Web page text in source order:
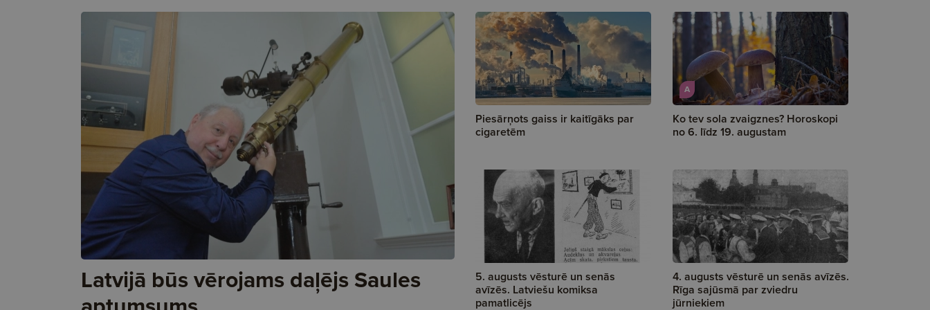
Latvijā būs vērojams daļējs Saules
Piesārņots gaiss ir kaitīgāks par
cigaretēm
A
Ko tev sola zvaigznes? Horoskopi
no 6. līdz 19. augustam
5. augusts vēsturē un senās
avīzēs. Latviešu komiksa
pamatlicējs
4. augusts vēsturē un senās avīzēs.
Rīga sajūsmā par zviedru
jūrniekiem